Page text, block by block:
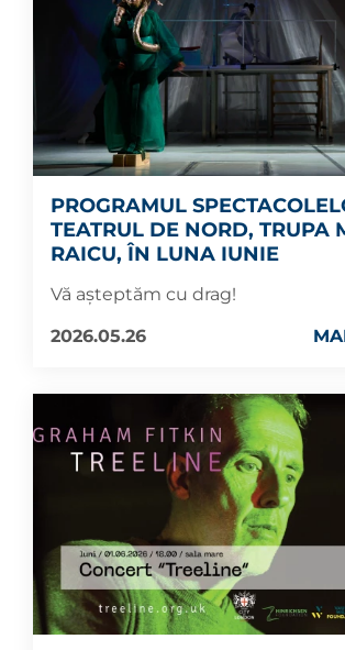
PROGRAMUL
TEATRUL DE NORD, TRUPA
RAICU, ÎN LUNA IUNIE
Vă așteptăm cu drag!
2026.05.26